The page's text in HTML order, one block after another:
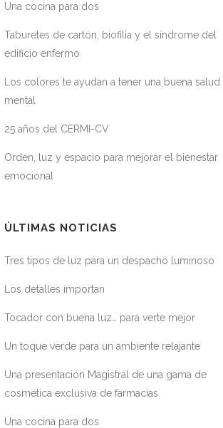
Una cocina para dos
Taburetes de cartón, biofilia y el síndrome del
edificio enfermo
Los colores te ayudan a tener una buena salud
mental
25 años del CERMI-CV
Orden, luz y espacio para mejorar el bienestar
emocional
ÚLTIMAS NOTICIAS
Tres tipos de luz para un despacho luminoso
Los detalles importan
Tocador con buena luz… para verte mejor
Un toque verde para un ambiente relajante
Una presentación Magistral de una gama de
cosmética exclusiva de farmacias
Una cocina para dos